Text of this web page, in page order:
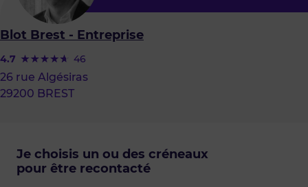
Blot Brest - Entreprise
4.7 46
26 rue Algésiras
29200 BREST
Je choisis un ou des créneaux
pour être recontacté